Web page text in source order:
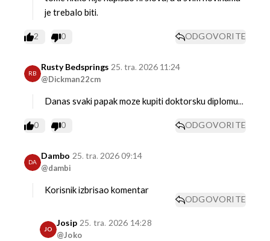
je trebalo biti.
2 0 ODGOVORITE
RB
Rusty Bedsprings
@Dickman22cm
25. tra. 2026 11:24
Danas svaki papak moze kupiti doktorsku diplomu...
0 0 ODGOVORITE
DA
Dambo
@dambi
25. tra. 2026 09:14
Korisnik izbrisao komentar
ODGOVORITE
JO
Josip
@Joko
25. tra. 2026 14:28